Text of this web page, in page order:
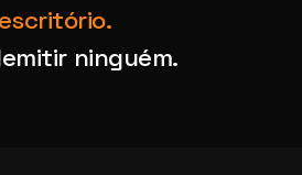
escritório.
ninguém.